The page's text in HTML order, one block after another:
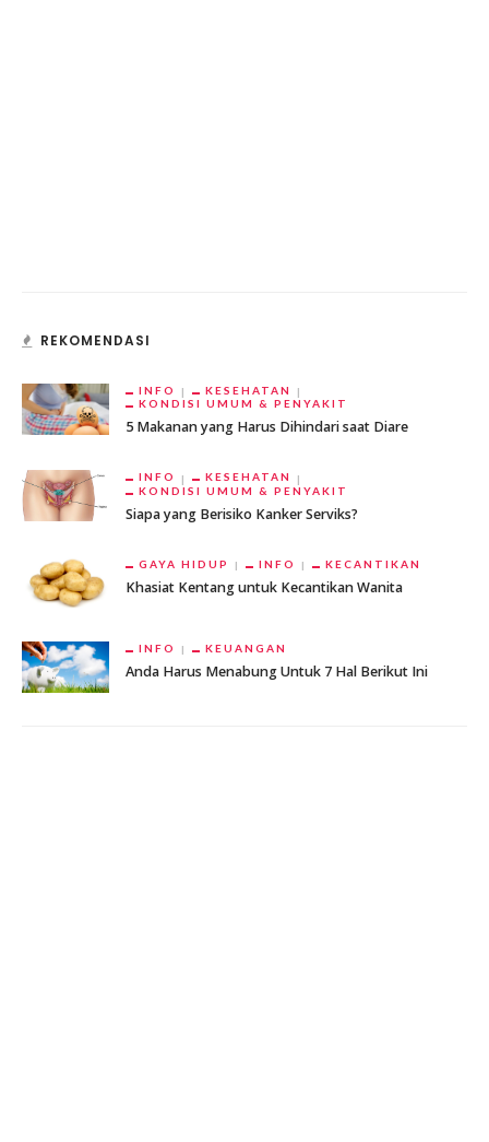
REKOMENDASI
INFO
KESEHATAN
KONDISI UMUM & PENYAKIT
5 Makanan yang Harus Dihindari saat Diare
INFO
KESEHATAN
KONDISI UMUM & PENYAKIT
Siapa yang Berisiko Kanker Serviks?
GAYA HIDUP INFO KECANTIKAN
Khasiat Kentang untuk Kecantikan Wanita
INFO KEUANGAN
Anda Harus Menabung Untuk 7 Hal Berikut Ini